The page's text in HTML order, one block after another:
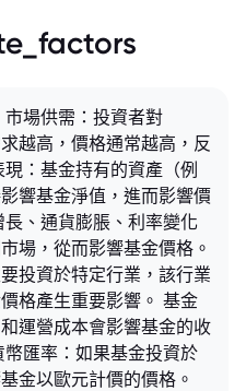
場供需：投資者對
求越高，價格通常越高，反
：基金持有的資產（例
響基金淨值，進而影響價
、通貨膨脹、利率變化
場，從而影響基金價格。
投資於特定行業，該行業
格產生重要影響。 基金
運營成本會影響基金的收
匯率：如果基金投資於
金以歐元計價的價格。